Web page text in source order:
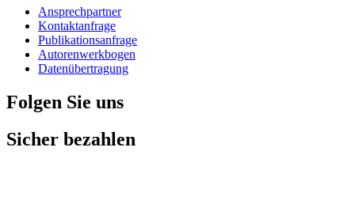
Ansprechpartner
Kontaktanfrage
Publikationsanfrage
Autorenwerkbogen
Datenübertragung
Folgen Sie uns
Sicher bezahlen